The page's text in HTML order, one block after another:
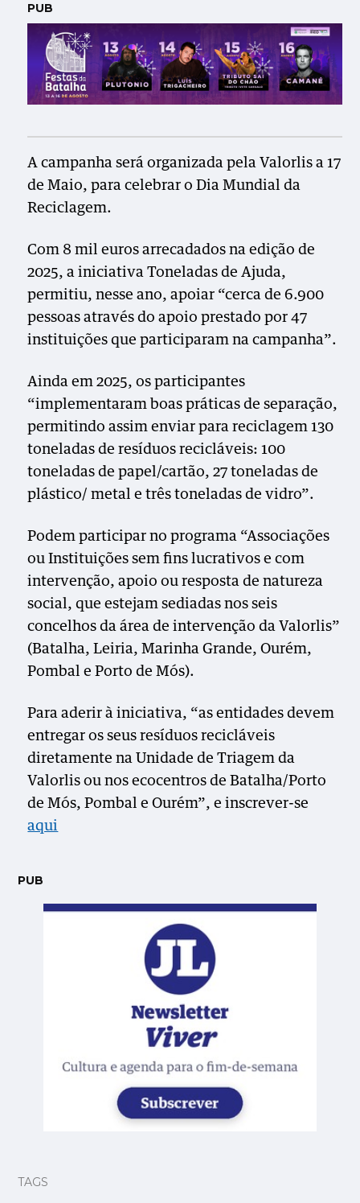
PUB
A campanha será organizada pela Valorlis a 17
de Maio, para celebrar o Dia Mundial da
Reciclagem.
Com 8 mil euros arrecadados na edição de
2025, a iniciativa Toneladas de Ajuda,
permitiu, nesse ano, apoiar “cerca de 6.900
pessoas através do apoio prestado por 47
instituições que participaram na campanha”.
Ainda em 2025, os participantes
“implementaram boas práticas de separação,
permitindo assim enviar para reciclagem 130
toneladas de resíduos recicláveis: 100
toneladas de papel/cartão, 27 toneladas de
plástico/ metal e três toneladas de vidro”.
Podem participar no programa “Associações
ou Instituições sem fins lucrativos e com
intervenção, apoio ou resposta de natureza
social, que estejam sediadas nos seis
concelhos da área de intervenção da Valorlis”
(Batalha, Leiria, Marinha Grande, Ourém,
Pombal e Porto de Mós).
Para aderir à iniciativa, “as entidades devem
entregar os seus resíduos recicláveis
diretamente na Unidade de Triagem da
Valorlis ou nos ecocentros de Batalha/Porto
de Mós, Pombal e Ourém”, e inscrever-se
aqui
PUB
TAGS